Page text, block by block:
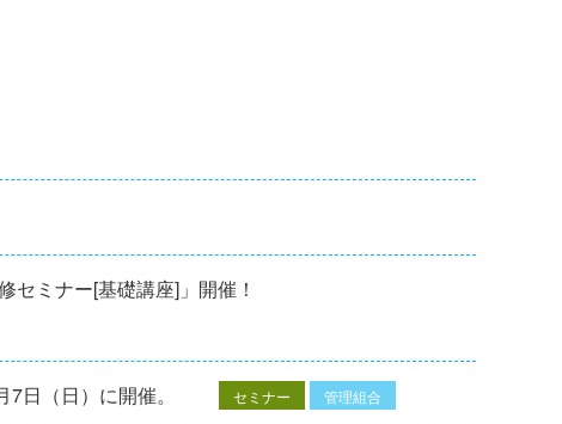
セミナー[基礎講座]」開催！
⽇（⽇）に開催。 セミナー 管理組合